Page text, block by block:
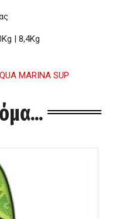
| 8,4Kg
MARINA SUP